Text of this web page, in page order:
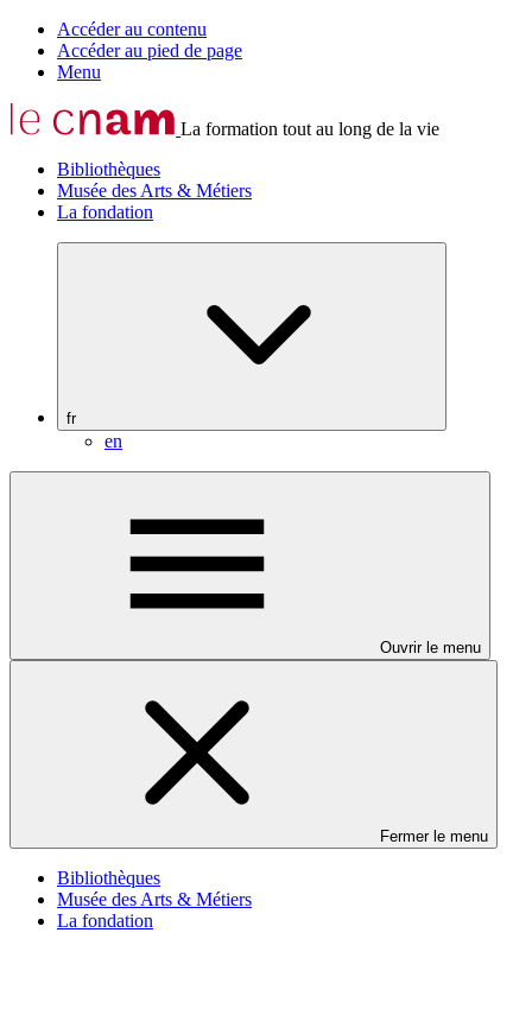
Accéder au contenu
Accéder au pied de page
Menu
La formation tout au long de la vie
Bibliothèques
Musée des Arts & Métiers
La fondation
fr
en
Ouvrir le menu
Fermer le menu
Bibliothèques
Musée des Arts & Métiers
La fondation